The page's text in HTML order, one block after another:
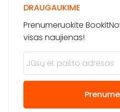
DRAUGAUKIME
Prenumeruokite
visas naujienas!